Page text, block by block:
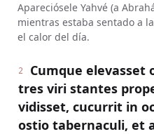
Apareciósele Yahvé (a
mientras estaba sentado a
el calor del día.
2
Cumque elevasset
tres viri stantes
vidisset, cucurrit in
ostio tabernaculi, et